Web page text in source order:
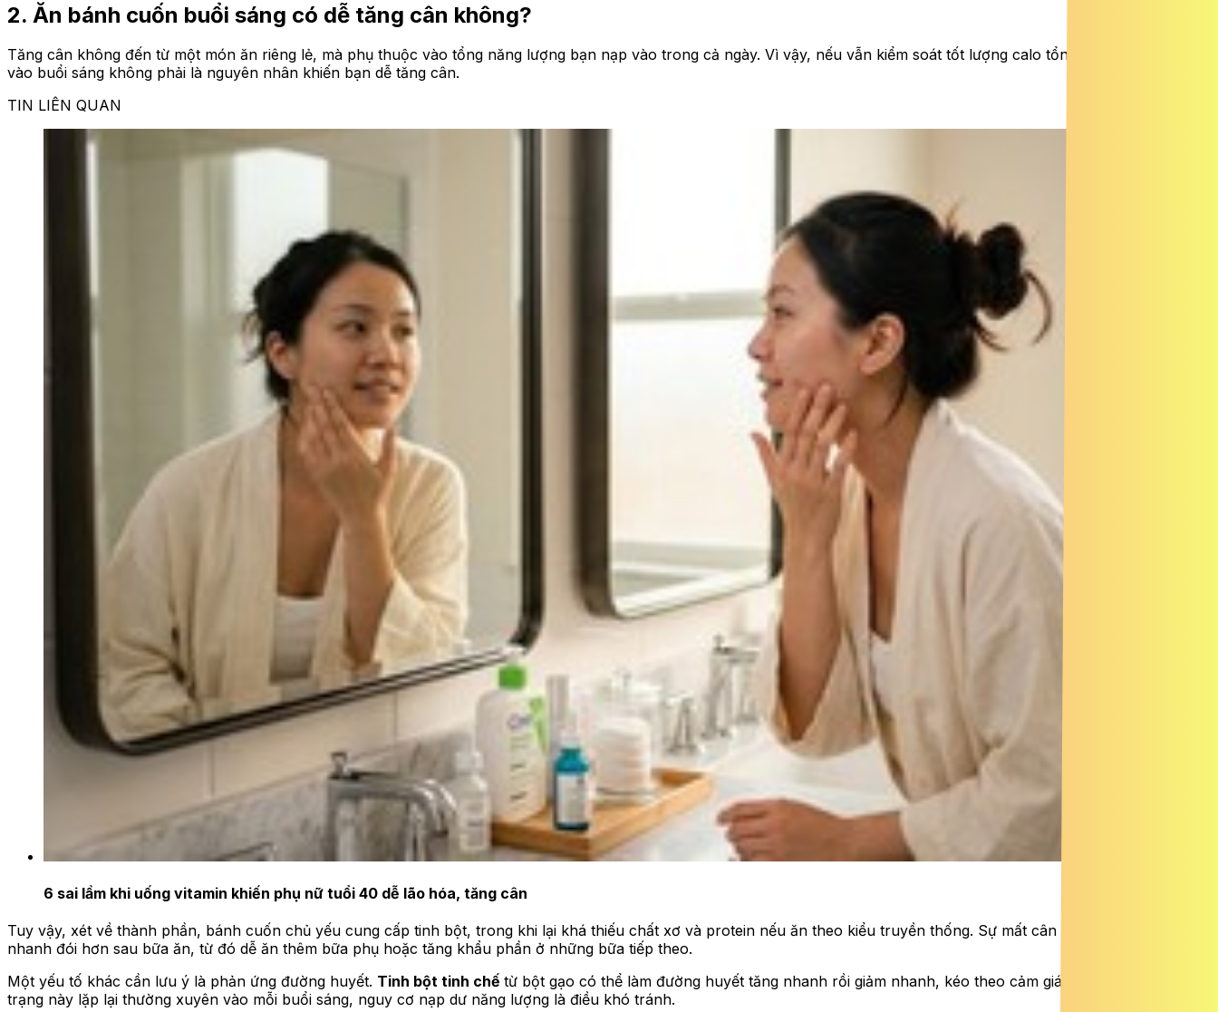
2. Ăn bánh cuốn buổi sáng có dễ tăng cân không?
Tăng cân không đến từ một món ăn riêng lẻ, mà phụ thuộc vào tổng năng lượng bạn nạp vào trong cả ngày. Vì vậy, nếu vẫn kiểm soát tốt lượng calo tổng thể, ăn bánh cuốn
vào buổi sáng không phải là nguyên nhân khiến bạn dễ tăng cân.
TIN LIÊN QUAN
6 sai lầm khi uống vitamin khiến phụ nữ tuổi 40 dễ lão hóa, tăng cân
Tuy vậy, xét về thành phần, bánh cuốn chủ yếu cung cấp tinh bột, trong khi lại khá thiếu chất xơ và protein nếu ăn theo kiểu truyền thống. Sự mất cân đối này khiến bạn
nhanh đói hơn sau bữa ăn, từ đó dễ ăn thêm bữa phụ hoặc tăng khẩu phần ở những bữa tiếp theo.
Một yếu tố khác cần lưu ý là phản ứng đường huyết. Tinh bột tinh chế từ bột gạo có thể làm đường huyết tăng nhanh rồi giảm nhanh, kéo theo cảm giác thèm ăn. Nếu tình
trạng này lặp lại thường xuyên vào mỗi buổi sáng, nguy cơ nạp dư năng lượng là điều khó tránh.